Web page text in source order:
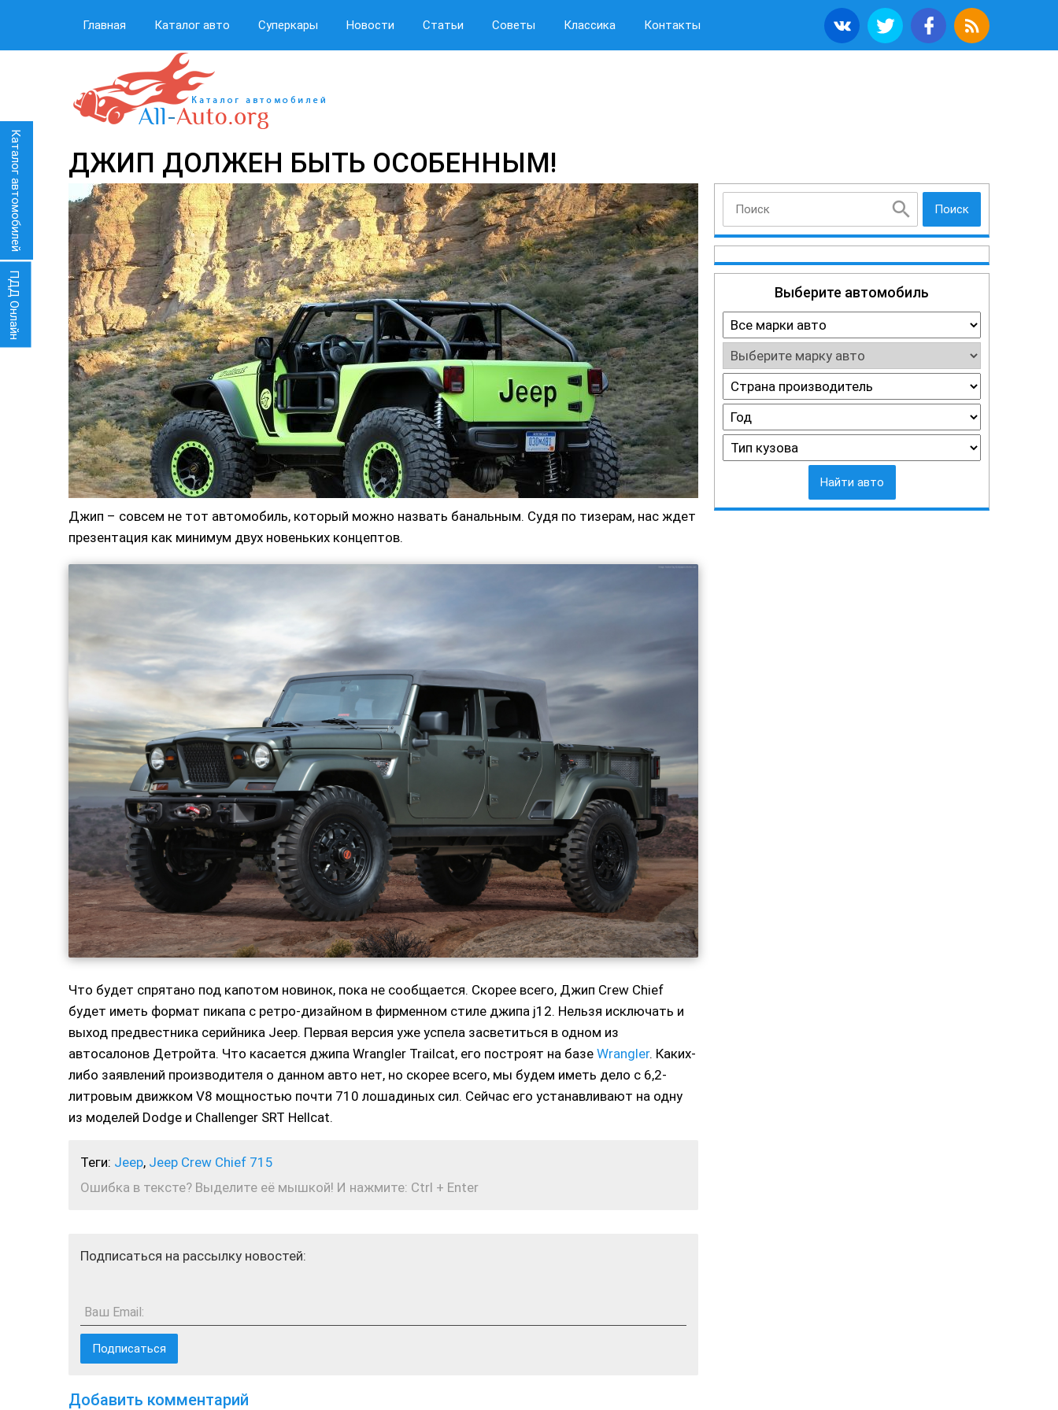
Главная Каталог авто Суперкары Новости Статьи Советы Классика Контакты
ДЖИП ДОЛЖЕН БЫТЬ ОСОБЕННЫМ!
Поиск
Выберите автомобиль
Найти авто
Джип – совсем не тот автомобиль, который можно назвать банальным. Судя по тизерам, нас ждет
презентация как минимум двух новеньких концептов.
Что будет спрятано под капотом новинок, пока не сообщается. Скорее всего, Джип Crew Chief
будет иметь формат пикапа с ретро-дизайном в фирменном стиле джипа j12. Нельзя исключать и
выход предвестника серийника Jeep. Первая версия уже успела засветиться в одном из
автосалонов Детройта. Что касается джипа Wrangler Trailcat, его построят на базе Wrangler. Каких-
либо заявлений производителя о данном авто нет, но скорее всего, мы будем иметь дело с 6,2-
литровым движком V8 мощностью почти 710 лошадиных сил. Сейчас его устанавливают на одну
из моделей Dodge и Challenger SRT Hellcat.
Теги: Jeep, Jeep Crew Chief 715
Ошибка в тексте? Выделите её мышкой! И нажмите: Ctrl + Enter
Подписаться на рассылку новостей:
Ваш Email:
Добавить комментарий
Каталог автомобилей
ПДД Онлайн